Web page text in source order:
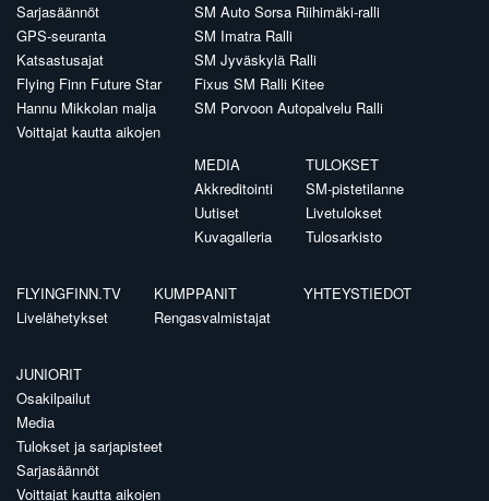
Sarjasäännöt
GPS-seuranta
Katsastusajat
Flying Finn Future Star
Hannu Mikkolan malja
Voittajat kautta aikojen
SM Auto Sorsa Riihimäki-ralli
SM Imatra Ralli
SM Jyväskylä Ralli
Fixus SM Ralli Kitee
SM Porvoon Autopalvelu Ralli
MEDIA
Akkreditointi
Uutiset
Kuvagalleria
TULOKSET
SM-pistetilanne
Livetulokset
Tulosarkisto
FLYINGFINN.TV
Livelähetykset
KUMPPANIT
Rengasvalmistajat
YHTEYSTIEDOT
JUNIORIT
Osakilpailut
Media
Tulokset ja sarjapisteet
Sarjasäännöt
Voittajat kautta aikojen